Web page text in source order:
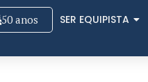
50 anos SER EQUIPISTA